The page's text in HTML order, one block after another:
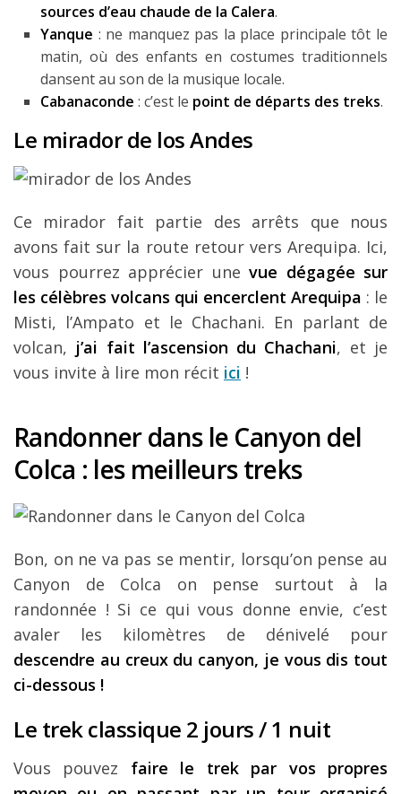
sources d’eau chaude de la Calera.
Yanque : ne manquez pas la place principale tôt le
matin, où des enfants en costumes traditionnels
dansent au son de la musique locale.
Cabanaconde : c’est le point de départs des treks.
Le mirador de los Andes
Ce mirador fait partie des arrêts que nous
avons fait sur la route retour vers Arequipa. Ici,
vous pourrez apprécier une vue dégagée sur
les célèbres volcans qui encerclent Arequipa : le
Misti, l’Ampato et le Chachani. En parlant de
volcan, j’ai fait l’ascension du Chachani, et je
vous invite à lire mon récit ici !
Randonner dans le Canyon del
Colca : les meilleurs treks
Bon, on ne va pas se mentir, lorsqu’on pense au
Canyon de Colca on pense surtout à la
randonnée ! Si ce qui vous donne envie, c’est
avaler les kilomètres de dénivelé pour
descendre au creux du canyon, je vous dis tout
ci-dessous !
Le trek classique 2 jours / 1 nuit
Vous pouvez faire le trek par vos propres